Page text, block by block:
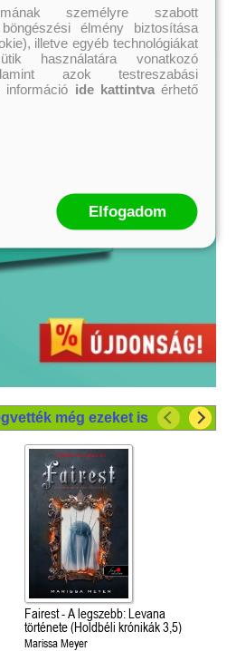
még ezeket is
Fairest - A legszebb: Levana
története (Holdbéli krónikák 3,5)
Marissa Meyer
személyre szabott
élmény biztosítása
illetve egyéb technológiákat
használatára vonatkozó
azok testreszabási
információ ide kattintvaérhető
Elfogadom